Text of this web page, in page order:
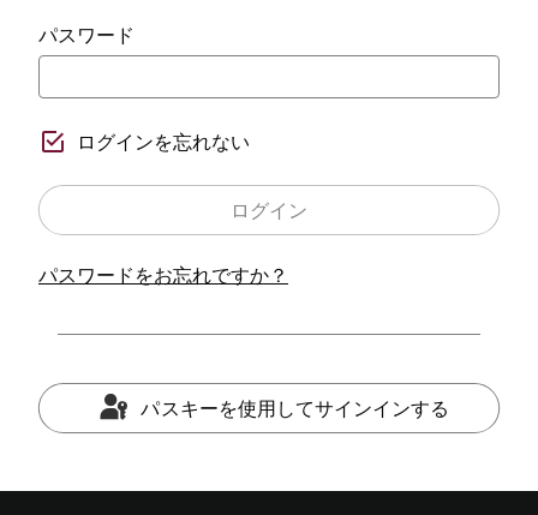
パスワード
ログインを忘れない
ログイン
パスワードをお忘れですか？
パスキーを使用してサインインする